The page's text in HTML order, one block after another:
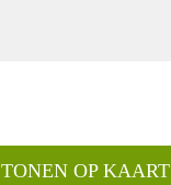
TONEN OP KAART